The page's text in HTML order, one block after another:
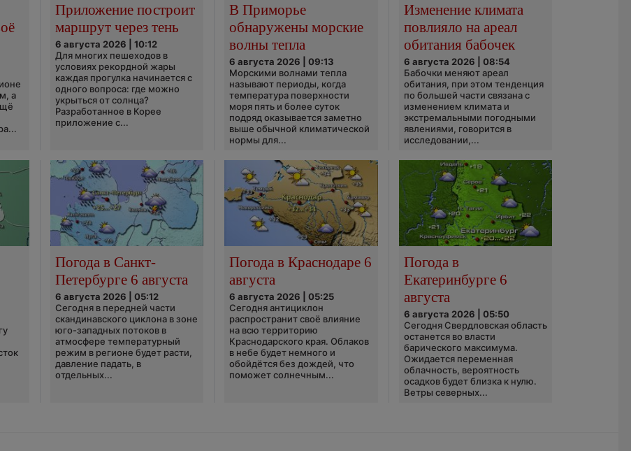
а
Приложение построит
маршрут через тень
6 августа 2026 | 10:12
Для многих пешеходов в
условиях рекордной жары
каждая прогулка начинается с
одного вопроса: где можно
укрыться от солнца?
Разработанное в Корее
приложение с...
В Приморье
обнаружены морские
волны тепла
6 августа 2026 | 09:13
Морскими волнами тепла
называют периоды, когда
температура поверхности
моря пять и более суток
подряд оказывается заметно
выше обычной климатической
нормы для...
Изменение климата
повлияло на ареал
обитания бабочек
6 августа 2026 | 08:54
Бабочки меняют ареал
обитания, при этом тенденция
по большей части связана с
изменением климата и
экстремальными погодными
явлениями, говорится в
исследовании,...
Погода в Санкт-
Петербурге 6 августа
6 августа 2026 | 05:12
Сегодня в передней части
скандинавского циклона в зоне
юго-западных потоков в
атмосфере температурный
режим в регионе будет расти,
давление падать, в
отдельных...
Погода в Краснодаре 6
августа
6 августа 2026 | 05:25
Сегодня антициклон
распространит своё влияние
на всю территорию
Краснодарского края. Облаков
в небе будет немного и
обойдётся без дождей, что
поможет солнечным...
Погода в
Екатеринбурге 6
августа
6 августа 2026 | 05:50
Сегодня Свердловская область
останется во власти
барического максимума.
Ожидается переменная
облачность, вероятность
осадков будет близка к нулю.
Ветры северных...